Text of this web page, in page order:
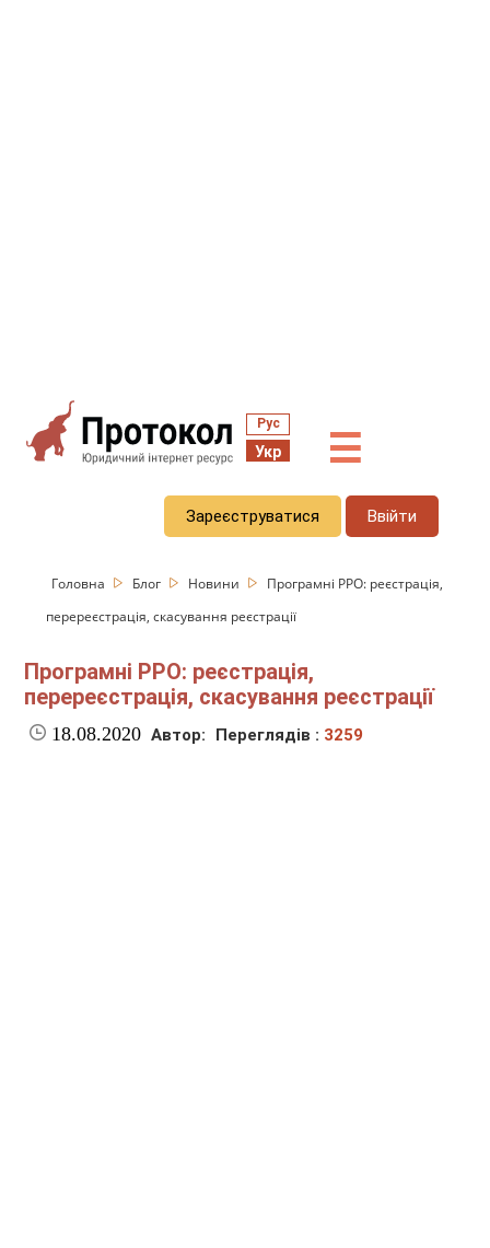
Рус
Укр ☰
Зареєструватися Ввійти
Головна Блог Новини
Програмні РРО: реєстрація,
перереєстрація, скасування реєстрації
Програмні РРО: реєстрація,
перереєстрація, скасування реєстрації
18.08.2020 Автор: Переглядів : 3259